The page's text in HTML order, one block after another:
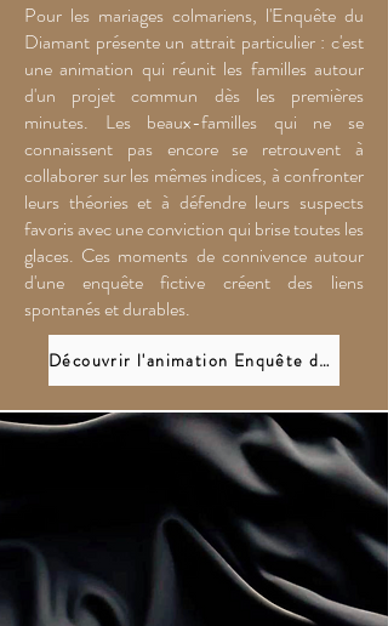
Pour les mariages colmariens, l'Enquête du
Diamant présente un attrait particulier : c'est
une animation qui réunit les familles autour
d'un projet commun dès les premières
minutes. Les beaux-familles qui ne se
connaissent pas encore se retrouvent à
collaborer sur les mêmes indices, à confronter
leurs théories et à défendre leurs suspects
favoris avec une conviction qui brise toutes les
glaces. Ces moments de connivence autour
d'une enquête fictive créent des liens
spontanés et durables.
Découvrir l'animation Enquête du diamant